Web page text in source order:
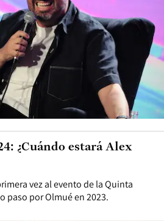
vez al evento de la Quinta
paso por Olmué en 2023.
¿Cuándo estará Alex